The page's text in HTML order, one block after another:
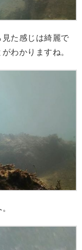
た感じは綺麗で
わかりますね。